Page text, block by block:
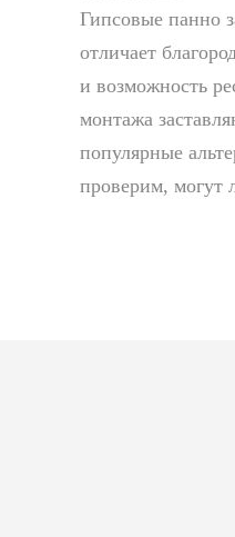
Гипсовые панно
отличает
и возможность
монтажа
популярные
проверим, могут